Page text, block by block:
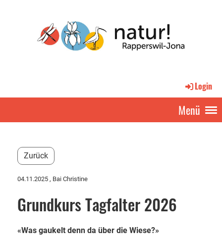
Login
Menü
Zurück
04.11.2025 , Bai Christine
Grundkurs Tagfalter 2026
«Was gaukelt denn da über die Wiese?»